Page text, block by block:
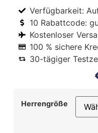
Verfügbarkeit:
10 Rabattcode:
Kostenloser
100 % sichere
30-tägiger
Herrengröße